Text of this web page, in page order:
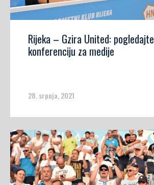
Rijeka – Gzira United: pogledajte
konferenciju za medije
28. srpnja, 2021